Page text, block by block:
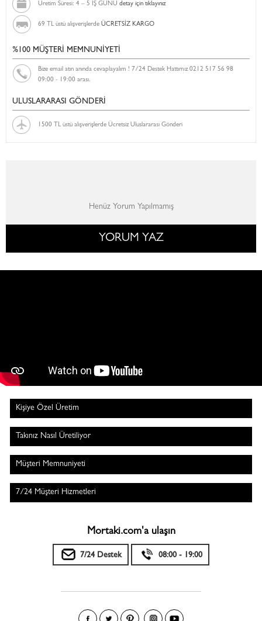
Üretim Süresi: 4 – 5 İŞ GÜNÜ detay için tıklayınız
69 TL üstü alışverişlerde ÜCRETSİZ KARGO
%100 MÜŞTERİ MEMNUNİYETİ
Bize email atın anında cevaplayalım ! 7/24 Destek Hattımız 0212 517 56 98
09:00 - 19:00 arası.
ULUSLARARASI GÖNDERİ
1500 TL üstü alışverişlerde Ücretsiz Uluslararası Gönderi
Henüz Yorum Yapılmamış
YORUM YAZ
Kişiye Özel Üretim
Takınız Nasıl Üretiliyor
Müşteri Memnuniyeti
7/24 Müşteri Hizmetleri
Mortaki.com'a ulaşın
7/24 Destek 08:00 - 19:00